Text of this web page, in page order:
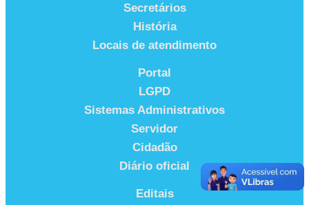
Secretários
História
Locais de atendimento
Portal
LGPD
Sistemas Administrativos
Servidor
Cidadão
Diário oficial
Editais